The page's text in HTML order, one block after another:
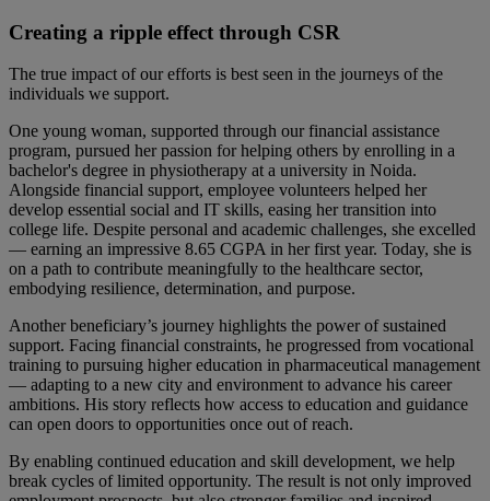
Creating a ripple effect through CSR
The true impact of our efforts is best seen in the journeys of the
individuals we support.
One young woman, supported through our financial assistance
program, pursued her passion for helping others by enrolling in a
bachelor's degree in physiotherapy at a university in Noida.
Alongside financial support, employee volunteers helped her
develop essential social and IT skills, easing her transition into
college life. Despite personal and academic challenges, she excelled
— earning an impressive 8.65 CGPA in her first year. Today, she is
on a path to contribute meaningfully to the healthcare sector,
embodying resilience, determination, and purpose.
Another beneficiary’s journey highlights the power of sustained
support. Facing financial constraints, he progressed from vocational
training to pursuing higher education in pharmaceutical management
— adapting to a new city and environment to advance his career
ambitions. His story reflects how access to education and guidance
can open doors to opportunities once out of reach.
By enabling continued education and skill development, we help
break cycles of limited opportunity. The result is not only improved